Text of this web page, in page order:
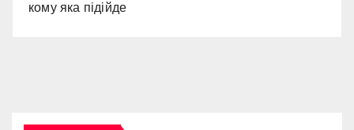
кому яка підійде